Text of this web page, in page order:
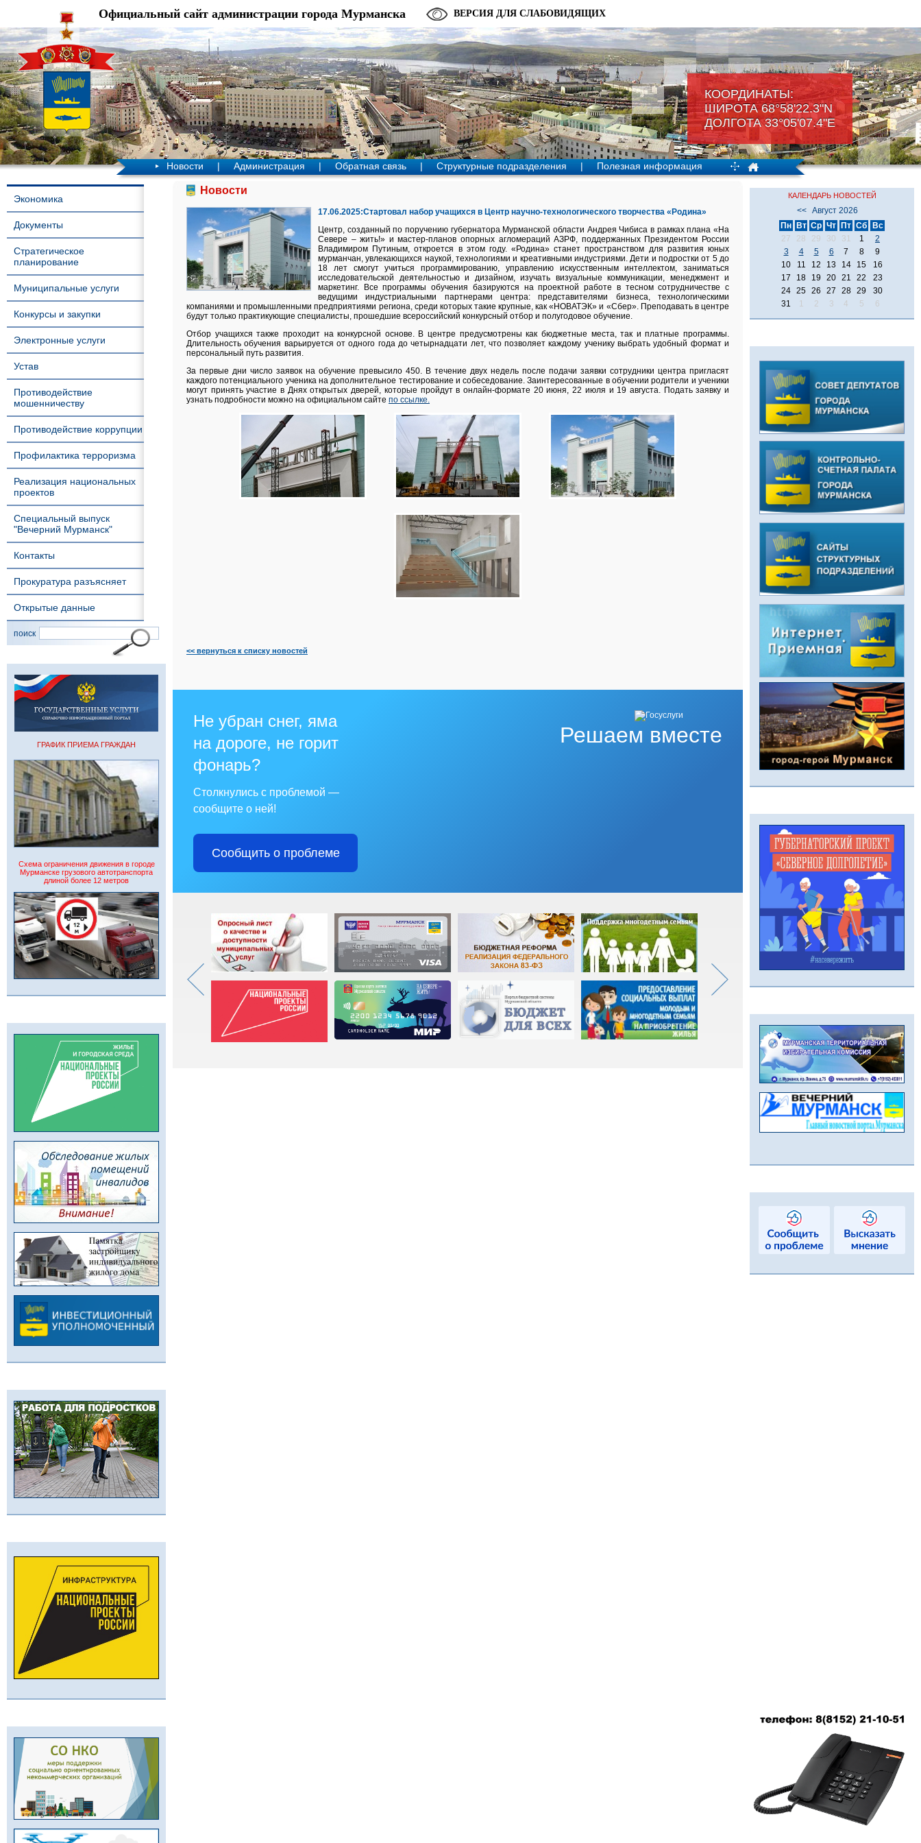
КООРДИНАТЫ:
ШИРОТА 68°58'22.3"N
ДОЛГОТА 33°05'07.4"Е
Официальный сайт администрации города Мурманска ВЕРСИЯ ДЛЯ СЛАБОВИДЯЩИХ
Новости | Администрация | Обратная связь | Структурные подразделения | Полезная информация
Экономика
Документы
Стратегическое
планирование
Муниципальные услуги
Конкурсы и закупки
Электронные услуги
Устав
Противодействие
мошенничеству
Противодействие коррупции
Профилактика терроризма
Реализация национальных
проектов
Специальный выпуск
"Вечерний Мурманск"
Контакты
Прокуратура разъясняет
Открытые данные
поиск
ГРАФИК ПРИЕМА ГРАЖДАН
Схема ограничения движения в городе
Мурманске грузового автотранспорта
длиной более 12 метров
Новости
17.06.2025:Стартовал набор учащихся в Центр научно-технологического творчества «Родина»
Центр, созданный по поручению губернатора Мурманской области Андрея Чибиса в рамках плана «На
Севере – жить!» и мастер-планов опорных агломераций АЗРФ, поддержанных Президентом России
Владимиром Путиным, откроется в этом году. «Родина» станет пространством для развития юных
мурманчан, увлекающихся наукой, технологиями и креативными индустриями. Дети и подростки от 5 до
18 лет смогут учиться программированию, управлению искусственным интеллектом, заниматься
исследовательской деятельностью и дизайном, изучать визуальные коммуникации, менеджмент и
маркетинг. Все программы обучения базируются на проектной работе в тесном сотрудничестве с
ведущими индустриальными партнерами центра: представителями бизнеса, технологическими
компаниями и промышленными предприятиями региона, среди которых такие крупные, как «НОВАТЭК» и «Сбер». Преподавать в центре
будут только практикующие специалисты, прошедшие всероссийский конкурсный отбор и полугодовое обучение.
Отбор учащихся также проходит на конкурсной основе. В центре предусмотрены как бюджетные места, так и платные программы.
Длительность обучения варьируется от одного года до четырнадцати лет, что позволяет каждому ученику выбрать удобный формат и
персональный путь развития.
За первые дни число заявок на обучение превысило 450. В течение двух недель после подачи заявки сотрудники центра пригласят
каждого потенциального ученика на дополнительное тестирование и собеседование. Заинтересованные в обучении родители и ученики
могут принять участие в Днях открытых дверей, которые пройдут в онлайн-формате 20 июня, 22 июля и 19 августа. Подать заявку и
узнать подробности можно на официальном сайте по ссылке.
<< вернуться к списку новостей
Решаем вместе
Не убран снег, яма
на дороге, не горит
фонарь?
Столкнулись с проблемой —
сообщите о ней!
Сообщить о проблеме
КАЛЕНДАРЬ НОВОСТЕЙ
<<
Август 2026
Пн
Вт Ср Чт Пт Сб
Вс
27
28 29 30 31 1
2
3
4 5 6 7 8
9
10
11 12 13 14 15
16
17
18 19 20 21 22
23
24 25 26 27 28 29
30
31
1 2 3 4 5 6